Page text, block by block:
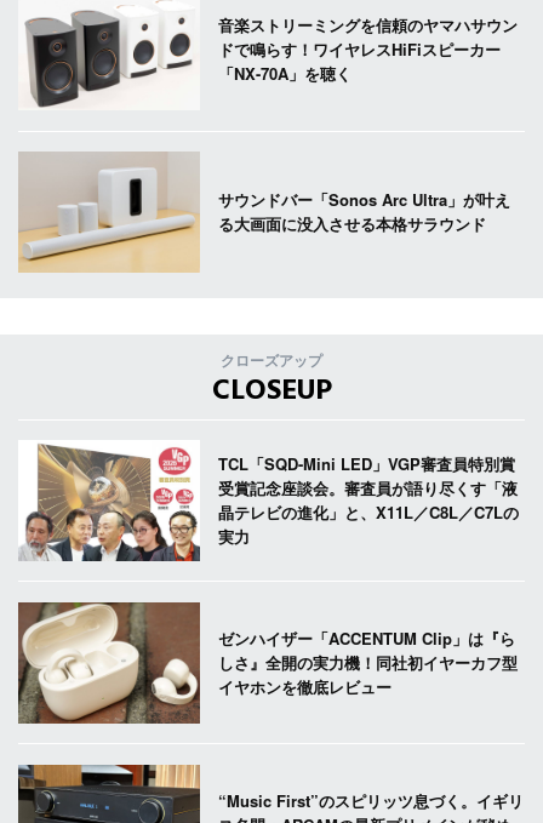
音楽ストリーミングを信頼のヤマハサウン
ドで鳴らす！ワイヤレスHiFiスピーカー
「NX-70A」を聴く
サウンドバー「Sonos Arc Ultra」が叶え
る大画面に没入させる本格サラウンド
クローズアップ
CLOSEUP
TCL「SQD-Mini LED」VGP審査員特別賞
受賞記念座談会。審査員が語り尽くす「液
晶テレビの進化」と、X11L／C8L／C7Lの
実力
ゼンハイザー「ACCENTUM Clip」は『ら
しさ』全開の実力機！同社初イヤーカフ型
イヤホンを徹底レビュー
“Music First”のスピリッツ息づく。イギリ